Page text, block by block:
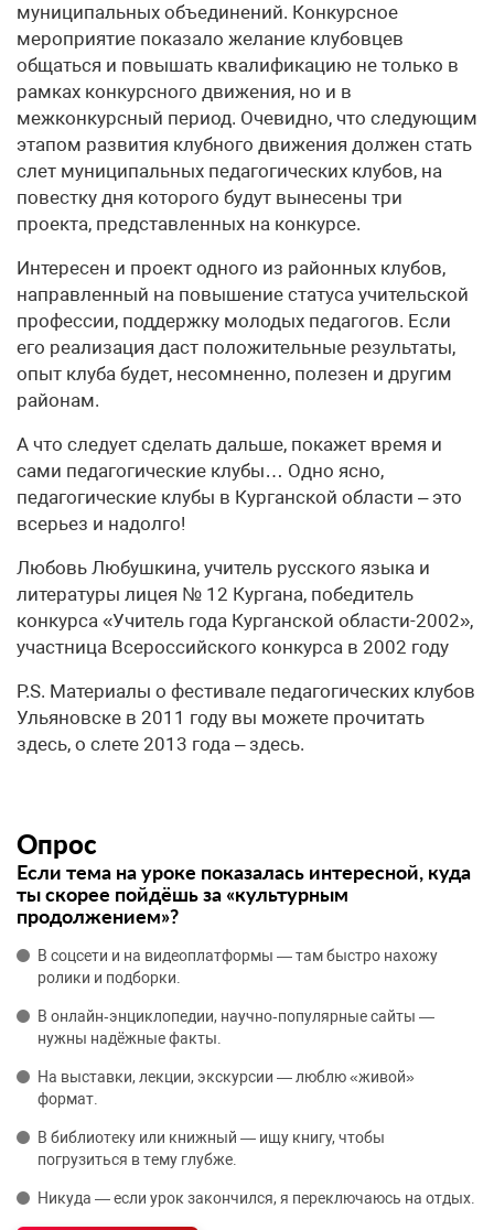
муниципальных объединений. Конкурсное
мероприятие показало желание клубовцев
общаться и повышать квалификацию не только в
рамках конкурсного движения, но и в
межконкурсный период. Очевидно, что следующим
этапом развития клубного движения должен стать
слет муниципальных педагогических клубов, на
повестку дня которого будут вынесены три
проекта, представленных на конкурсе.
Интересен и проект одного из районных клубов,
направленный на повышение статуса учительской
профессии, поддержку молодых педагогов. Если
его реализация даст положительные результаты,
опыт клуба будет, несомненно, полезен и другим
районам.
А что следует сделать дальше, покажет время и
сами педагогические клубы… Одно ясно,
педагогические клубы в Курганской области – это
всерьез и надолго!
Любовь Любушкина, учитель русского языка и
литературы лицея № 12 Кургана, победитель
конкурса «Учитель года Курганской области-2002»,
участница Всероссийского конкурса в 2002 году
P.S. Материалы о фестивале педагогических клубов
Ульяновске в 2011 году вы можете прочитать
здесь, о слете 2013 года – здесь.
Опрос
Если тема на уроке показалась интересной, куда
ты скорее пойдёшь за «культурным
продолжением»?
В соцсети и на видеоплатформы — там быстро нахожу
ролики и подборки.
В онлайн‑энциклопедии, научно‑популярные сайты —
нужны надёжные факты.
На выставки, лекции, экскурсии — люблю «живой»
формат.
В библиотеку или книжный — ищу книгу, чтобы
погрузиться в тему глубже.
Никуда — если урок закончился, я переключаюсь на отдых.